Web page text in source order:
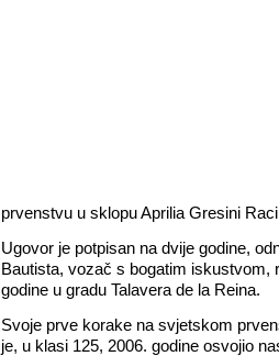
prvenstvu u sklopu Aprilia Gresini
Ugovor je potpisan na dvije godine,
Bautista, vozač s bogatim iskustvom,
godine u gradu Talavera de la Reina.
Svoje prve korake na svjetskom
je, u klasi 125, 2006. godine osvojio